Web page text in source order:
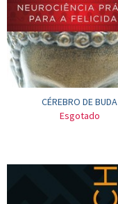
CÉREBRO DE BUDA
Esgotado